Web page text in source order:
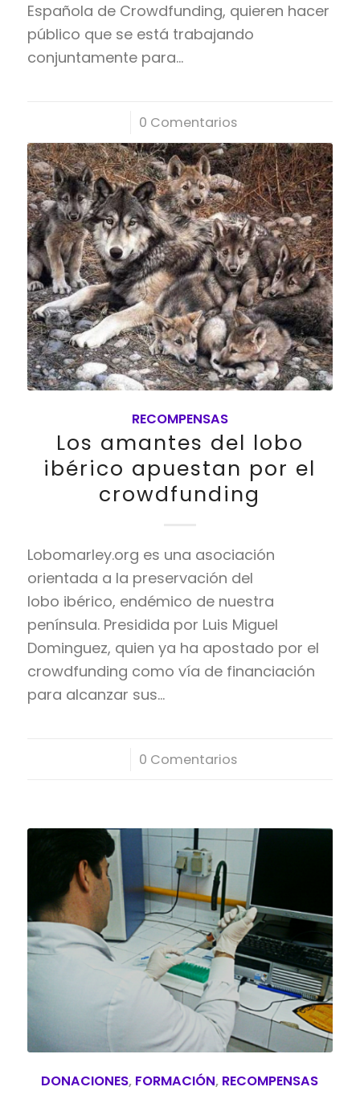
Española de Crowdfunding, quieren hacer
público que se está trabajando
conjuntamente para…
0 Comentarios
RECOMPENSAS
Los amantes del lobo
ibérico apuestan por el
crowdfunding
Lobomarley.org es una asociación
orientada a la preservación del
lobo ibérico, endémico de nuestra
península. Presidida por Luis Miguel
Dominguez, quien ya ha apostado por el
crowdfunding como vía de financiación
para alcanzar sus…
0 Comentarios
DONACIONES, FORMACIÓN, RECOMPENSAS